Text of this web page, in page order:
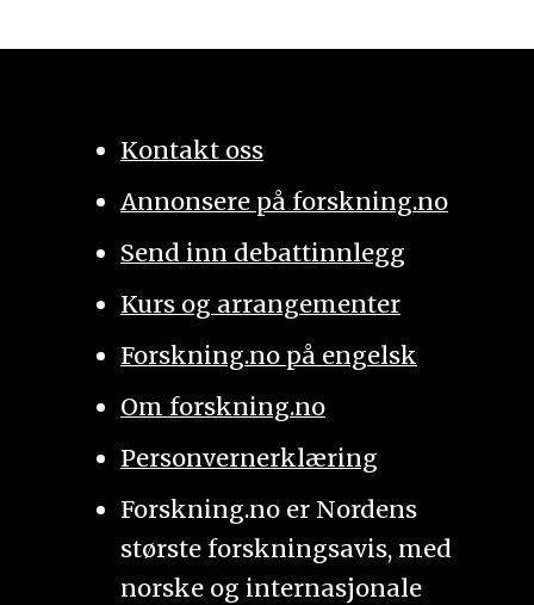
Kontakt oss
Annonsere på forskning.no
Send inn debattinnlegg
Kurs og arrangementer
Forskning.no på engelsk
Om forskning.no
Personvernerklæring
Forskning.no er Nordens
største forskningsavis, med
norske og internasjonale